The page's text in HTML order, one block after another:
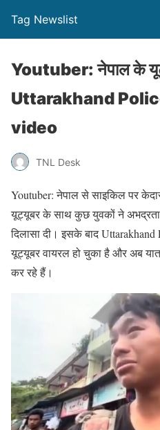
Tag Newslist
Youtuber: नेपाल के
Uttarakhand
video
TNL Desk
Youtuber: नेपाल से साइकिल पर
यूट्यूबर के साथ कुछ युवकों ने
दिलासा दी। इसके बाद
यूट्यूबर वायरल हो चुका है और अब
कर रहे हैं।